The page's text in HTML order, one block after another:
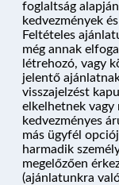
HAJÓK
foglaltság
kedvezmények
Feltételes
még annak
létrehozó, vagy
jelentő
visszajelzést
elkelhetnek vagy
kedvezményes
más ügyfél
harmadik
megelőzően
(ajánlatunkra